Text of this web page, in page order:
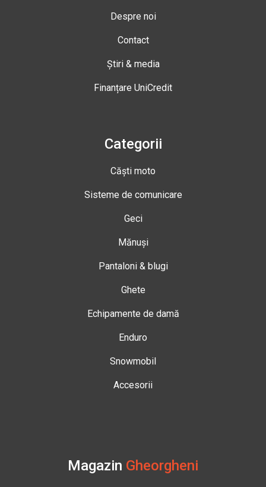
Despre noi
Contact
Știri & media
Finanțare UniCredit
Categorii
Căști moto
Sisteme de comunicare
Geci
Mănuși
Pantaloni & blugi
Ghete
Echipamente de damă
Enduro
Snowmobil
Accesorii
Magazin Gheorgheni